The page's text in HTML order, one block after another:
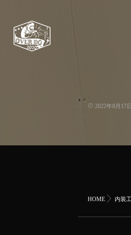
2022年8月17日
HOME 内装